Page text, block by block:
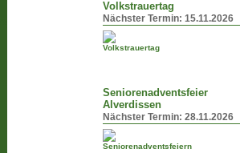
Volkstrauertag
Nächster Termin:15.11.2026
Seniorenadventsfeier
Alverdissen
Nächster Termin:28.11.2026